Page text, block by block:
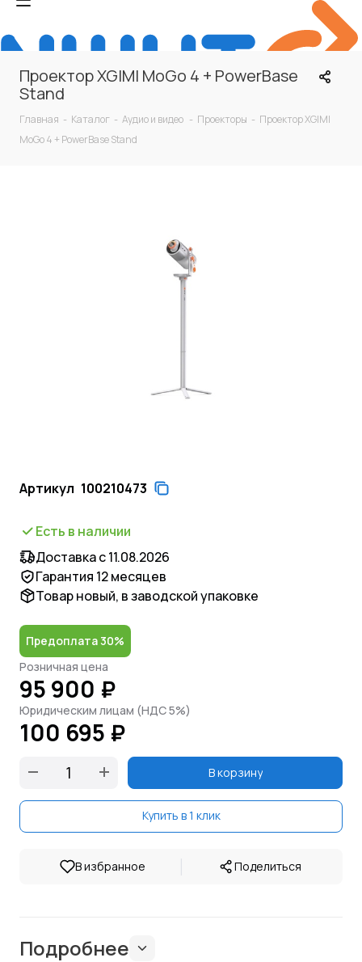
Проектор XGIMI MoGo 4 + PowerBase
Stand
Главная - Каталог - Аудио и видео - Проекторы - Проектор XGIMI
MoGo 4 + PowerBase Stand
Артикул 100210473
Есть в наличии
Доставка с 11.08.2026
Гарантия 12 месяцев
Товар новый, в заводской упаковке
Предоплата 30%
Розничная цена
95 900 ₽
Юридическим лицам (НДС 5%)
100 695 ₽
В корзину
Купить в 1 клик
В избранное | Поделиться
Подробнее